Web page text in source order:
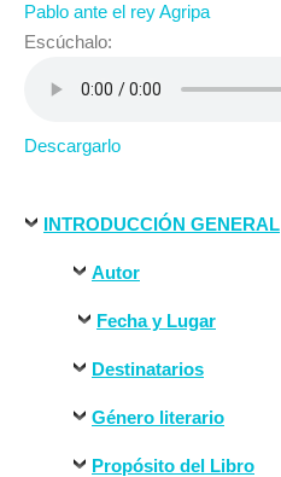
Pablo ante el rey Agripa
Escúchalo:
Descargarlo
INTRODUCCIÓN GENERAL
Autor
Fecha y Lugar
Destinatarios
Género literario
Propósito del Libro